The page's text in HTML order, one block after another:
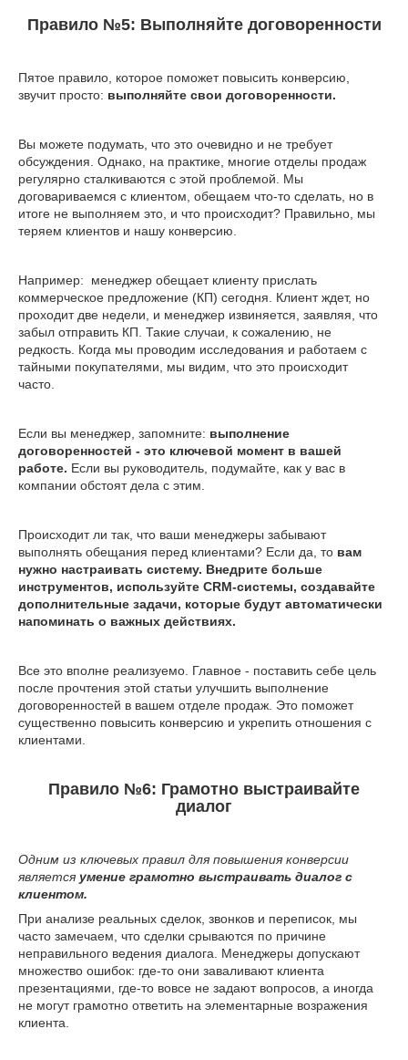
Правило №5: Выполняйте договоренности
Пятое правило, которое поможет повысить конверсию,
звучит просто: выполняйте свои договоренности.
Вы можете подумать, что это очевидно и не требует
обсуждения. Однако, на практике, многие отделы продаж
регулярно сталкиваются с этой проблемой. Мы
договариваемся с клиентом, обещаем что-то сделать, но в
итоге не выполняем это, и что происходит? Правильно, мы
теряем клиентов и нашу конверсию.
Например: менеджер обещает клиенту прислать
коммерческое предложение (КП) сегодня. Клиент ждет, но
проходит две недели, и менеджер извиняется, заявляя, что
забыл отправить КП. Такие случаи, к сожалению, не
редкость. Когда мы проводим исследования и работаем с
тайными покупателями, мы видим, что это происходит
часто.
Если вы менеджер, запомните: выполнение
договоренностей - это ключевой момент в вашей
работе. Если вы руководитель, подумайте, как у вас в
компании обстоят дела с этим.
Происходит ли так, что ваши менеджеры забывают
выполнять обещания перед клиентами? Если да, то вам
нужно настраивать систему. Внедрите больше
инструментов, используйте CRM-системы, создавайте
дополнительные задачи, которые будут автоматически
напоминать о важных действиях.
Все это вполне реализуемо. Главное - поставить себе цель
после прочтения этой статьи улучшить выполнение
договоренностей в вашем отделе продаж. Это поможет
существенно повысить конверсию и укрепить отношения с
клиентами.
Правило №6: Грамотно выстраивайте
диалог
Одним из ключевых правил для повышения конверсии
является умение грамотно выстраивать диалог с
клиентом.
При анализе реальных сделок, звонков и переписок, мы
часто замечаем, что сделки срываются по причине
неправильного ведения диалога. Менеджеры допускают
множество ошибок: где-то они заваливают клиента
презентациями, где-то вовсе не задают вопросов, а иногда
не могут грамотно ответить на элементарные возражения
клиента.